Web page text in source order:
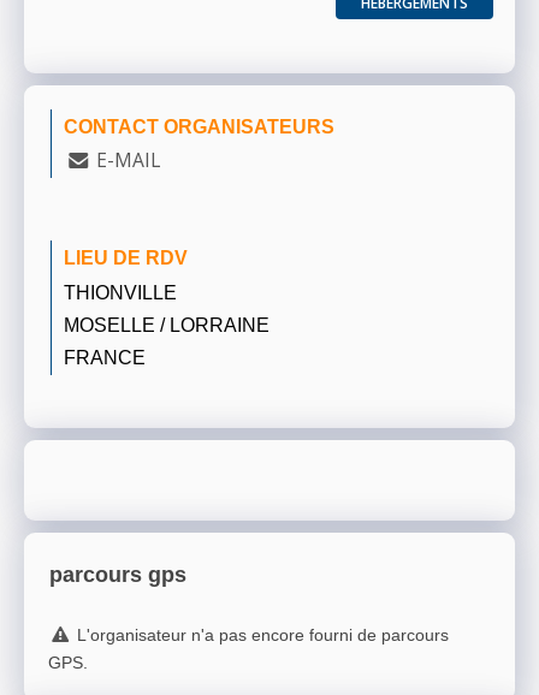
CONTACT ORGANISATEURS
E-MAIL
LIEU DE RDV
THIONVILLE
MOSELLE / LORRAINE
FRANCE
parcours gps
L'organisateur n'a pas encore fourni de parcours
GPS.